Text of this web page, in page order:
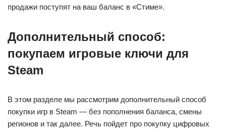
продажи поступят на ваш баланс в «Стиме».
Дополнительный способ:
покупаем игровые ключи для
Steam
В этом разделе мы рассмотрим дополнительный способ
покупки игр в Steam — без пополнения баланса, смены
регионов и так далее. Речь пойдет про покупку цифровых